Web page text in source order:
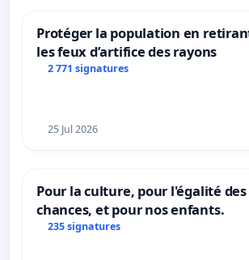
Protéger la population en
les feux d’artifice des rayons
2 771 signatures
25 Jul 2026
Pour la culture, pour l'égalité des
chances, et pour nos enfants.
235 signatures